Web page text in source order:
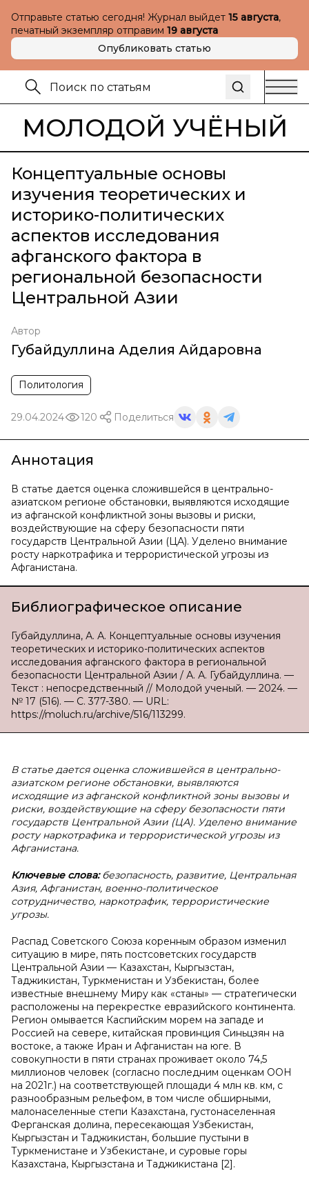
Отправьте статью сегодня! Журнал выйдет 15 августа,
печатный экземпляр отправим 19 августа
Опубликовать статью
МОЛОДОЙ УЧЁНЫЙ
Концептуальные основы
изучения теоретических и
историко-политических
аспектов исследования
афганского фактора в
региональной безопасности
Центральной Азии
Автор
Губайдуллина Аделия Айдаровна
Политология
29.04.2024 120 Поделиться
Аннотация
В статье дается оценка сложившейся в центрально-
азиатском регионе обстановки, выявляются исходящие
из афганской конфликтной зоны вызовы и риски,
воздействующие на сферу безопасности пяти
государств Центральной Азии (ЦА). Уделено внимание
росту наркотрафика и террористической угрозы из
Афганистана.
Библиографическое описание
Губайдуллина, А. А. Концептуальные основы изучения
теоретических и историко-политических аспектов
исследования афганского фактора в региональной
безопасности Центральной Азии / А. А. Губайдуллина. —
Текст : непосредственный // Молодой ученый. — 2024. —
№ 17 (516). — С. 377-380. — URL:
https://moluch.ru/archive/516/113299.
В статье дается оценка сложившейся в центрально-
азиатском регионе обстановки, выявляются
исходящие из афганской конфликтной зоны вызовы и
риски, воздействующие на сферу безопасности пяти
государств Центральной Азии (ЦА). Уделено внимание
росту наркотрафика и террористической угрозы из
Афганистана.
Ключевые слова:безопасность, развитие, Центральная
Азия, Афганистан, военно-политическое
сотрудничество, наркотрафик, террористические
угрозы.
Распад Советского Союза коренным образом изменил
ситуацию в мире, пять постсоветских государств
Центральной Азии — Казахстан, Кыргызстан,
Таджикистан, Туркменистан и Узбекистан, более
известные внешнему Миру как «станы» — стратегически
расположены на перекрестке евразийского континента.
Регион омывается Каспийским морем на западе и
Россией на севере, китайская провинция Синьцзян на
востоке, а также Иран и Афганистан на юге. В
совокупности в пяти странах проживает около 74,5
миллионов человек (согласно последним оценкам ООН
на 2021г.) на соответствующей площади 4 млн кв. км, с
разнообразным рельефом, в том числе обширными,
малонаселенные степи Казахстана, густонаселенная
Ферганская долина, пересекающая Узбекистан,
Кыргызстан и Таджикистан, большие пустыни в
Туркменистане и Узбекистане, и суровые горы
Казахстана, Кыргызстана и Таджикистана [2].